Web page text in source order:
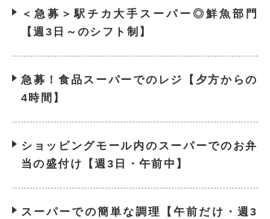
＜急募＞駅チカ大手スーパー◎鮮魚部門
【週3日～のシフト制】
急募！食品スーパーでのレジ【夕方からの
4時間】
ショッピングモール内のスーパーでのお弁
当の盛付け【週3日・午前中】
スーパーでの簡単な調理【午前だけ・週3